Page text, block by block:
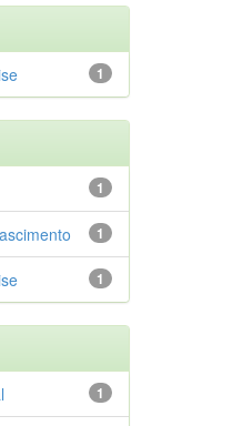
1
1
1
1
1